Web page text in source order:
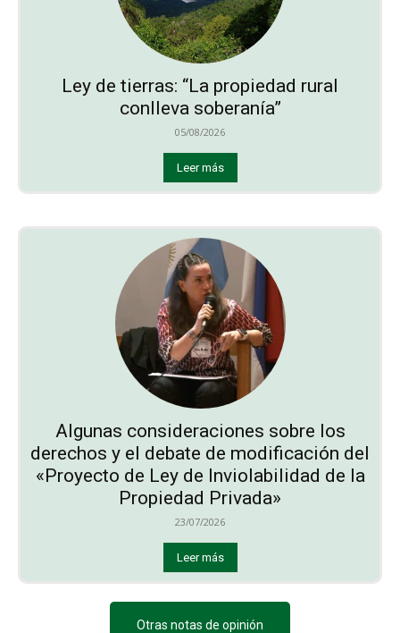
Ley de tierras: “La propiedad rural
conlleva soberanía”
05/08/2026
Leer más
Algunas consideraciones sobre los
derechos y el debate de modificación del
«Proyecto de Ley de Inviolabilidad de la
Propiedad Privada»
23/07/2026
Leer más
Otras notas de opinión